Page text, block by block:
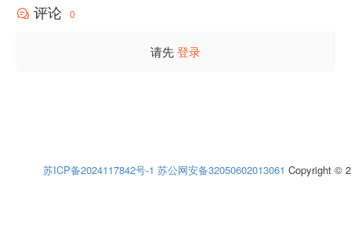
评论 0
请先登录
苏ICP备2024117842号-1 苏公网安备32050602013061 Copyright ©